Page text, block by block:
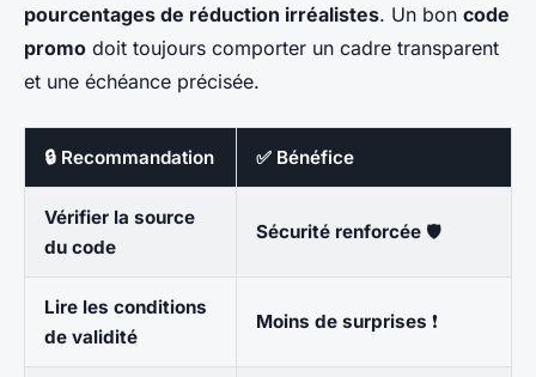
pourcentages de réduction irréalistes. Un bon code
promo doit toujours comporter un cadre transparent
et une échéance précisée.
🔒 Recommandation ✅ Bénéfice
Vérifier la source
du code
Sécurité renforcée 🛡️
Lire les conditions
de validité
Moins de surprises ❗